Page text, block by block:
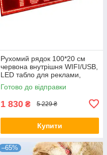
Рухомий рядок 100*20 см
червона внутрішня WIFI/USB,
LED табло для реклами,
Світлодіодна вивіска
Готово до відправки
1 830 ₴ 5 229 ₴
Купити
–65%